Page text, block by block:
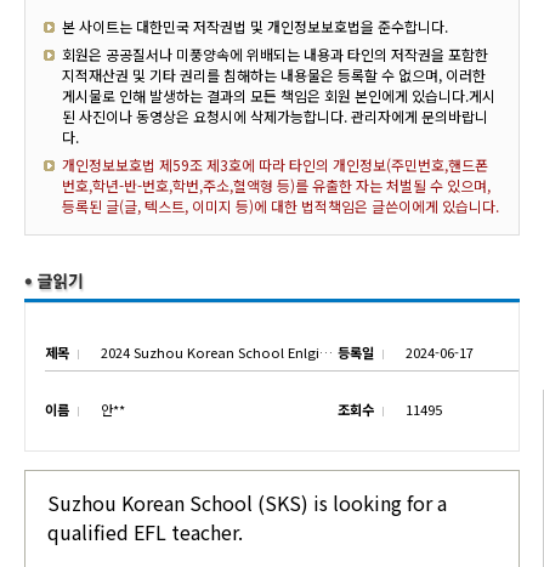
본 사이트는 대한민국 저작권법 및 개인정보보호법을 준수합니다.
회원은 공공질서나 미풍양속에 위배되는 내용과 타인의 저작권을 포함한
지적재산권 및 기타 권리를 침해하는 내용물은 등록할 수 없으며, 이러한
게시물로 인해 발생하는 결과의 모든 책임은 회원 본인에게 있습니다.게시
된 사진이나 동영상은 요청시에 삭제가능합니다. 관리자에게 문의바랍니
다.
개인정보보호법 제59조 제3호에 따라 타인의 개인정보(주민번호,핸드폰
번호,학년-반-번호,학번,주소,혈액형 등)를 유출한 자는 처벌될 수 있으며,
등록된 글(글, 텍스트, 이미지 등)에 대한 법적책임은 글쓴이에게 있습니다.
제목 2024 Suzhou Korean School Enlgish teacher employment notice 등록일 2024-06-17
이름 안** 조회수 11495
Suzhou Korean School (SKS) is looking for a
qualified EFL teacher.